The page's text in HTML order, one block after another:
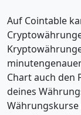
Auf Cointable
Chart auch den
deines